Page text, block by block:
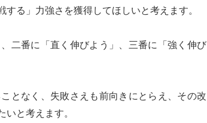
る」力強さを獲得してほしいと考えます。
二番に「直く伸びよう」、三番に「強く伸び
となく、失敗さえも前向きにとらえ、その改
と考えます。